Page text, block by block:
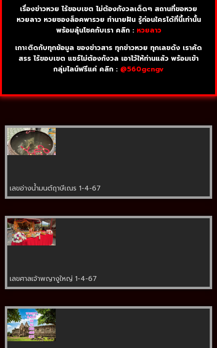
เรื่องข่าวหวย ไร้ขอบเขต ไม่ต้องกังวลเด็ดๆ สถานที่ขอหวย
หวยลาว หวยซองล็อคพารวย ทำนายฝัน รู้ก่อนใครได้ที่นี้เท่านั้น
พร้อมลุ้นโชคกับเรา คลิก : หวยลาว
เกาะติดกับทุกข้อมูล ของข่าวสาร ทุกข่าวหวย ทุกเลขดัง เราคัด
สรร ไร้ขอบเขต แชร์ไม่ต้องกังวล เอาไว้ให้ท่านแล้ว พร้อมเข้า
กลุ่มไลน์ฟรีแค่ คลิก : @560gcngv
เลขอ่างน้ำมนต์ฤาษีเณร 1-4-67
เลขศาลเจ้าพญางูใหญ่ 1-4-67